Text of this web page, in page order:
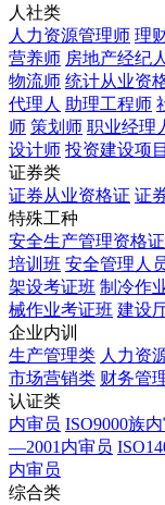
人社类
人力资源管理师 理
营养师 房地产经纪人
物流师 统计从业资
代理人 助理工程师
师 策划师 职业经理
设计师 投资建设项
证券类
证券从业资格证 证
特殊工种
安全生产管理资格证
培训班 安全管理人
架设考证班 制冷作
械作业考证班 建设
企业内训
生产管理类 人力资
市场营销类 财务管
认证类
内审员 ISO9000族
—2001内审员
内审员
综合类